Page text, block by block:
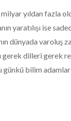
milyar yıldan fazla
yaratılışı ise
dünyada varoluş
gerek dilleri gerek
bilim